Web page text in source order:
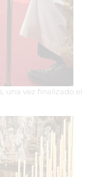
una vez finalizado